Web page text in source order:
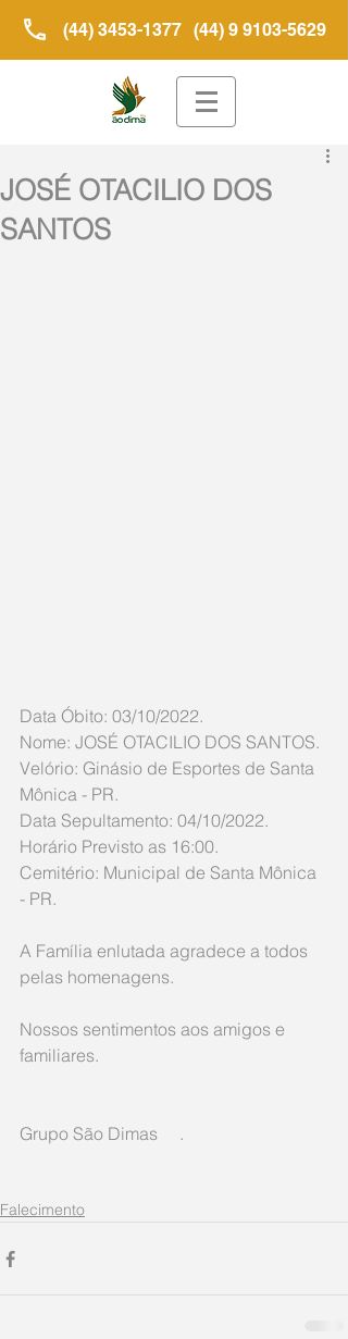
(44) 3453-1377 (44) 9 9103-5629
JOSÉ OTACILIO DOS
SANTOS
Data Óbito: 03/10/2022.
Nome: JOSÉ OTACILIO DOS SANTOS.
Velório: Ginásio de Esportes de Santa
Mônica - PR.
Data Sepultamento: 04/10/2022.
Horário Previsto as 16:00.
Cemitério: Municipal de Santa Mônica
- PR.
A Família enlutada agradece a todos
pelas homenagens.
Nossos sentimentos aos amigos e
familiares.
Grupo São Dimas     .
Falecimento